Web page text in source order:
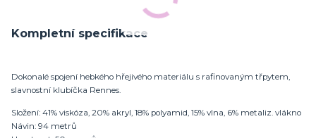
Kompletní specifikace
Dokonalé spojení hebkého hřejivého materiálu s rafinovaným třpytem,
slavnostní klubíčka Rennes.
Složení: 41% viskóza, 20% akryl, 18% polyamid, 15% vlna, 6% metaliz. vlákno
Návin: 94 metrů